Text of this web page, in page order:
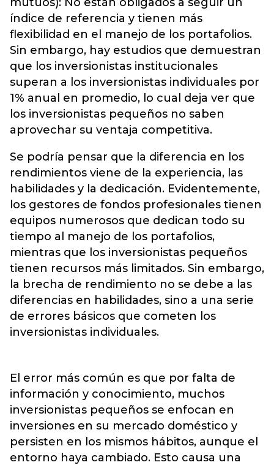
índice de referencia y tienen más
flexibilidad en el manejo de los portafolios.
Sin embargo, hay estudios que demuestran
que los inversionistas institucionales
superan a los inversionistas individuales por
1% anual en promedio, lo cual deja ver que
los inversionistas pequeños no saben
aprovechar su ventaja competitiva.
Se podría pensar que la diferencia en los
rendimientos viene de la experiencia, las
habilidades y la dedicación. Evidentemente,
los gestores de fondos profesionales tienen
equipos numerosos que dedican todo su
tiempo al manejo de los portafolios,
mientras que los inversionistas pequeños
tienen recursos más limitados. Sin embargo,
la brecha de rendimiento no se debe a las
diferencias en habilidades, sino a una serie
de errores básicos que cometen los
inversionistas individuales.
El error más común es que por falta de
información y conocimiento, muchos
inversionistas pequeños se enfocan en
inversiones en su mercado doméstico y
persisten en los mismos hábitos, aunque el
entorno haya cambiado. Esto causa una